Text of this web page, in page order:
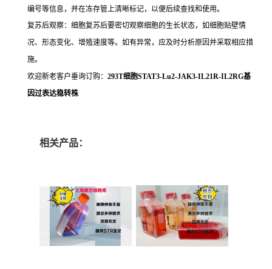
编号等信息，并在冻存管上清晰标记，以便后续查找和使用。
复苏后观察：细胞复苏后要密切观察细胞的生长状态，如细胞贴壁情
况、形态变化、增殖速度等。如有异常，应及时分析原因并采取相应措
施。
欢迎新老客户垂询订购： 293T细胞STAT3-Lu2-JAK3-IL21R-IL2RG基
因过表达稳转株
相关产品：